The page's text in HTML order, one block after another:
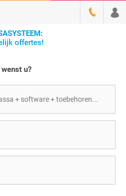
offertes!
u?
+ software + toebehoren...